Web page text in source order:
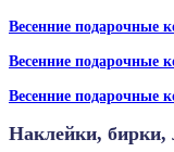
Весенние подарочные
Весенние подарочные
Весенние подарочные
Наклейки, бирки,